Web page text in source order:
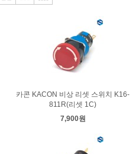
카콘 KACON 비상 리셋 스위치 K16-
811R(리셋 1C)
7,900원